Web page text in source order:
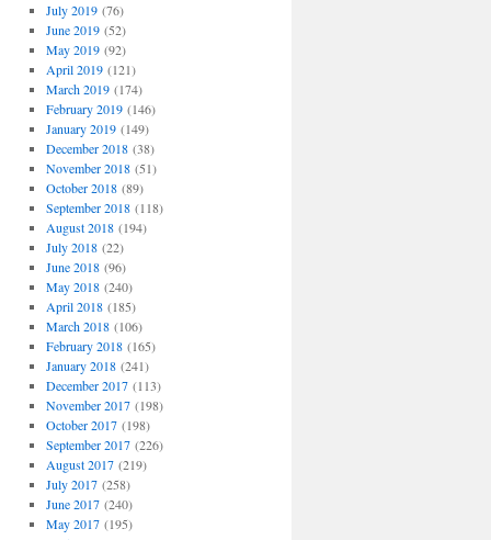
July 2019(76)
June 2019(52)
May 2019(92)
April 2019(121)
March 2019(174)
February 2019(146)
January 2019(149)
December 2018(38)
November 2018(51)
October 2018(89)
September 2018(118)
August 2018(194)
July 2018(22)
June 2018(96)
May 2018(240)
April 2018(185)
March 2018(106)
February 2018(165)
January 2018(241)
December 2017(113)
November 2017(198)
October 2017(198)
September 2017(226)
August 2017(219)
July 2017(258)
June 2017(240)
May 2017(195)